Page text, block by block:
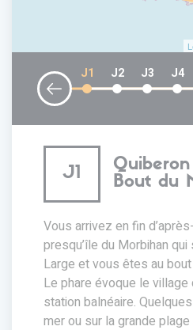
J1 J2 J3 J4
J1
Bout du
Vous arrivez en fin
presqu’île du Morbihan qui
Large et vous êtes au
Le phare évoque le
station balnéaire.
mer ou sur la grande